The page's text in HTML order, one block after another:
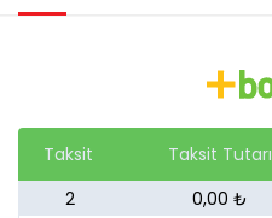
Taksit Taksit Tutarı
2
0,00 ₺